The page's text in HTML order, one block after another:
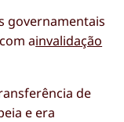
governamentais
ainvalidação
de
e era